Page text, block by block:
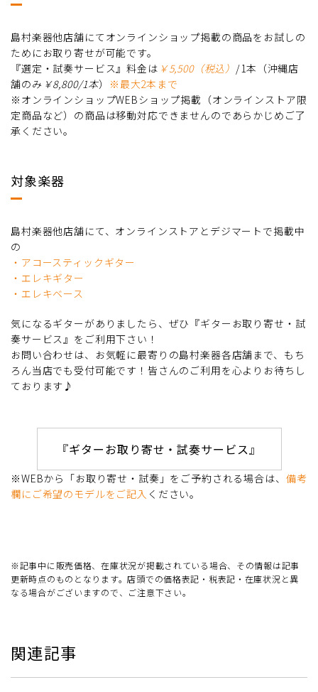
島村楽器他店舗にてオンラインショップ掲載の商品をお試しの
ためにお取り寄せが可能です。
『選定・試奏サービス』料金は ￥5,500（税込） /1本（沖縄店
舗のみ ￥8,800/1本）
※最大2本まで
※オンラインショップWEBショップ掲載（オンラインストア限
定商品など）の商品は移動対応できませんのであらかじめご了
承ください。
対象楽器
島村楽器他店舗にて、オンラインストアとデジマートで掲載中
の
・アコースティックギター
・エレキギター
・エレキベース
気になるギターがありましたら、ぜひ『ギターお取り寄せ・試
奏サービス』をご利用下さい！
お問い合わせは、お気軽に最寄りの島村楽器各店舗まで、もち
ろん当店でも受付可能です！皆さんのご利用を心よりお待ちし
ております♪
『ギターお取り寄せ・試奏サービス』
※WEBから「お取り寄せ・試奏」をご予約される場合は、 備考
欄にご希望のモデルをご記入 ください。
※記事中に販売価格、在庫状況が掲載されている場合、その情報は記事
更新時点のものとなります。店頭での価格表記・税表記・在庫状況と異
なる場合がございますので、ご注意下さい。
関連記事